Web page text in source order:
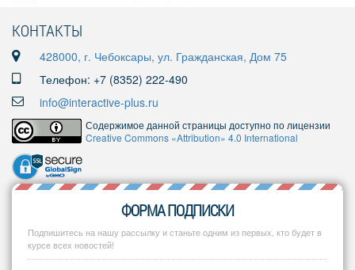
КОНТАКТЫ
428000, г. Чебоксары, ул. Гражданская, Дом 75
Телефон: +7 (8352) 222-490
info@interactive-plus.ru
Содержимое данной страницы доступно по лицензии
Creative Commons «Attribution» 4.0 International
ФОРМА ПОДПИСКИ
Подпишитесь на нашу рассылку и станьте одним из первых, кто будет в
курсе всех новостей!